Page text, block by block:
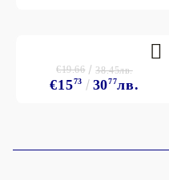
€1573 3077лв.
€19.66 38.45лв.